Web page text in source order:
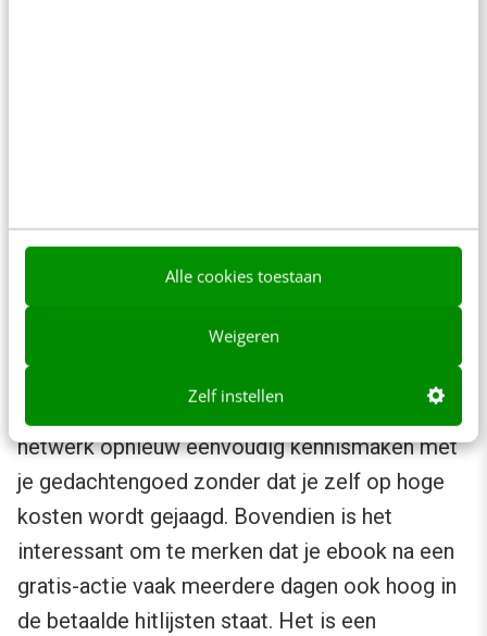
Alle cookies toestaan
Weigeren
Zelf instellen
Lessen uit de game-industrie
werken ook bij ebooks
uitgever, je ebook
relatief eenvoudig
even gratis kunt
aanbieden. Dat heb ik
bijvoorbeeld gedaan tijdens een seminar en m’n
verjaardag. Op die manier laat je mensen uit je
netwerk opnieuw eenvoudig kennismaken met
je gedachtengoed zonder dat je zelf op hoge
kosten wordt gejaagd. Bovendien is het
interessant om te merken dat je ebook na een
gratis-actie vaak meerdere dagen ook hoog in
de betaalde hitlijsten staat. Het is een